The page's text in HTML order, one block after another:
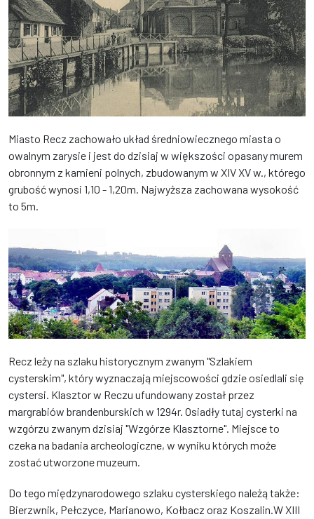
Miasto Recz zachowało układ średniowiecznego miasta o
owalnym zarysie i jest do dzisiaj w większości opasany murem
obronnym z kamieni polnych, zbudowanym w XIV XV w., którego
grubość wynosi 1,10 - 1,20m. Najwyższa zachowana wysokość
to 5m.
Recz leży na szlaku historycznym zwanym "Szlakiem
cysterskim", który wyznaczają miejscowości gdzie osiedlali się
cystersi. Klasztor w Reczu ufundowany został przez
margrabiów brandenburskich w 1294r. Osiadły tutaj cysterki na
wzgórzu zwanym dzisiaj "Wzgórze Klasztorne". Miejsce to
czeka na badania archeologiczne, w wyniku których może
zostać utworzone muzeum.
Do tego międzynarodowego szlaku cysterskiego należą także:
Bierzwnik, Pełczyce, Marianowo, Kołbacz oraz Koszalin.W XIII